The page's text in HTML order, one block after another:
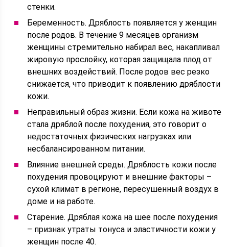
стенки.
Беременность. Дряблость появляется у женщин
после родов. В течение 9 месяцев организм
женщины стремительно набирал вес, накапливал
жировую прослойку, которая защищала плод от
внешних воздействий. После родов вес резко
снижается, что приводит к появлению дряблости
кожи.
Неправильный образ жизни. Если кожа на животе
стала дряблой после похудения, это говорит о
недостаточных физических нагрузках или
несбалансированном питании.
Влияние внешней среды. Дряблость кожи после
похудения провоцируют и внешние факторы –
сухой климат в регионе, пересушенный воздух в
доме и на работе.
Старение. Дряблая кожа на шее после похудения
– признак утраты тонуса и эластичности кожи у
женщин после 40.